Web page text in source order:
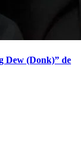
Dew (Donk)” de